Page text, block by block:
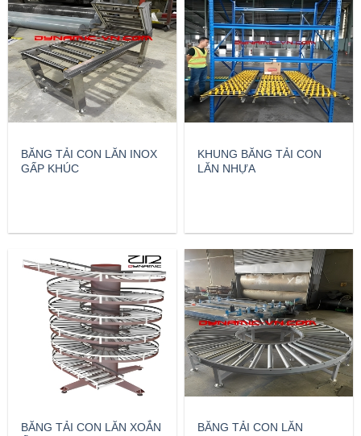
BĂNG TẢI CON LĂN INOX
GẤP KHÚC
KHUNG BĂNG TẢI CON
LĂN NHỰA
BĂNG TẢI CON LĂN XOẮN
BĂNG TẢI CON LĂN